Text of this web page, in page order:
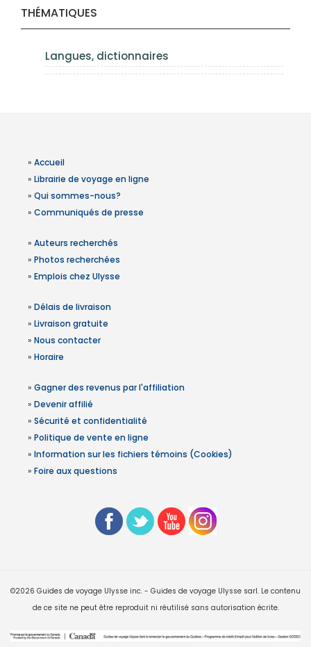
THÉMATIQUES
Langues, dictionnaires
» Accueil
» Librairie de voyage en ligne
» Qui sommes-nous?
» Communiqués de presse
» Auteurs recherchés
» Photos recherchées
» Emplois chez Ulysse
» Délais de livraison
» Livraison gratuite
» Nous contacter
» Horaire
» Gagner des revenus par l'affiliation
» Devenir affilié
» Sécurité et confidentialité
» Politique de vente en ligne
» Information sur les fichiers témoins (Cookies)
» Foire aux questions
©2026 Guides de voyage Ulysse inc. - Guides de voyage Ulysse sarl. Le contenu
de ce site ne peut être reproduit ni réutilisé sans autorisation écrite.